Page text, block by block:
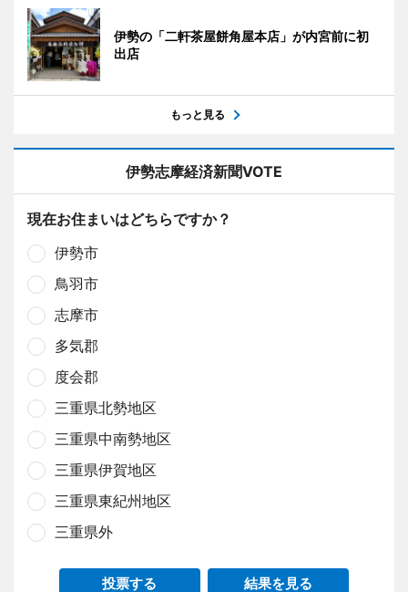
伊勢の「二軒茶屋餅角屋本店」が内宮前に初
出店
もっと見る
伊勢志摩経済新聞VOTE
現在お住まいはどちらですか？
伊勢市
鳥羽市
志摩市
多気郡
度会郡
三重県北勢地区
三重県中南勢地区
三重県伊賀地区
三重県東紀州地区
三重県外
投票する 結果を見る